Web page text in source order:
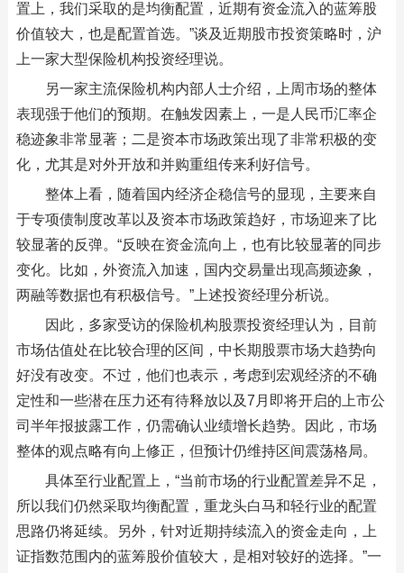
置上，我们采取的是均衡配置，近期有资金流入的蓝筹股
价值较大，也是配置首选。”谈及近期股市投资策略时，沪
上一家大型保险机构投资经理说。
另一家主流保险机构内部人士介绍，上周市场的整体
表现强于他们的预期。在触发因素上，一是人民币汇率企
稳迹象非常显著；二是资本市场政策出现了非常积极的变
化，尤其是对外开放和并购重组传来利好信号。
整体上看，随着国内经济企稳信号的显现，主要来自
于专项债制度改革以及资本市场政策趋好，市场迎来了比
较显著的反弹。“反映在资金流向上，也有比较显著的同步
变化。比如，外资流入加速，国内交易量出现高频迹象，
两融等数据也有积极信号。”上述投资经理分析说。
因此，多家受访的保险机构股票投资经理认为，目前
市场估值处在比较合理的区间，中长期股票市场大趋势向
好没有改变。不过，他们也表示，考虑到宏观经济的不确
定性和一些潜在压力还有待释放以及7月即将开启的上市公
司半年报披露工作，仍需确认业绩增长趋势。因此，市场
整体的观点略有向上修正，但预计仍维持区间震荡格局。
具体至行业配置上，“当前市场的行业配置差异不足，
所以我们仍然采取均衡配置，重龙头白马和轻行业的配置
思路仍将延续。另外，针对近期持续流入的资金走向，上
证指数范围内的蓝筹股价值较大，是相对较好的选择。”一